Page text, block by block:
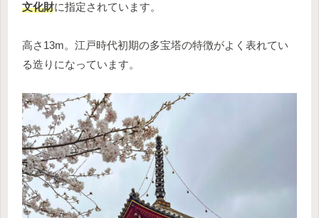
文化財に指定されています。
高さ13m。江戸時代初期の多宝塔の特徴がよく表れてい
る造りになっています。